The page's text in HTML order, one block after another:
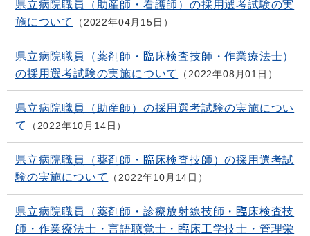
県立病院職員（助産師・看護師）の採用選考試験の実
施について
2022年04月15日
県立病院職員（薬剤師・臨床検査技師・作業療法士）
の採用選考試験の実施について
2022年08月01日
県立病院職員（助産師）の採用選考試験の実施につい
て
2022年10月14日
県立病院職員（薬剤師・臨床検査技師）の採用選考試
験の実施について
2022年10月14日
県立病院職員（薬剤師・診療放射線技師・臨床検査技
師・作業療法士・言語聴覚士・臨床工学技士・管理栄